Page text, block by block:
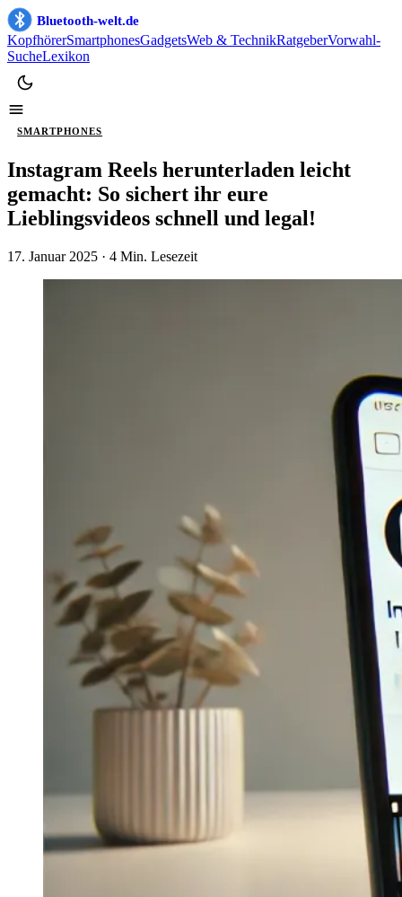
Bluetooth-welt.de
KopfhörerSmartphonesGadgetsWeb & TechnikRatgeberVorwahl-
SucheLexikon
SMARTPHONES
Instagram Reels herunterladen leicht
gemacht: So sichert ihr eure
Lieblingsvideos schnell und legal!
17. Januar 2025 · 4 Min. Lesezeit